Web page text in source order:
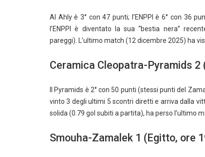
Al Ahly è 3° con 47 punti; l’ENPPI è 6° con 36
l’ENPPI è diventato la sua “bestia nera”
pareggi). L’ultimo match (12 dicembre 2025) ha
Ceramica Cleopatra-Pyramids 2
Il Pyramids è 2° con 50 punti (stessi punti del
vinto 3 degli ultimi 5 scontri diretti e arriva dalla
solida (0.79 gol subiti a partita), ha perso l’ultimo
Smouha-Zamalek 1 (Egitto, ore